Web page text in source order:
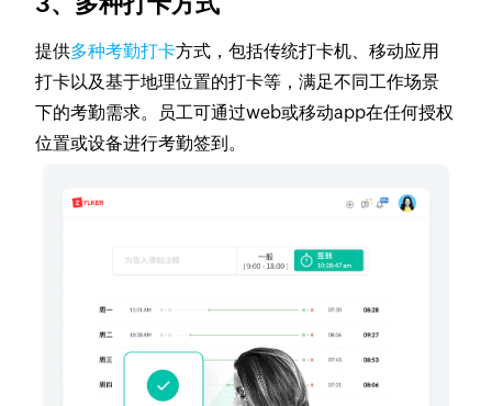
提供多种考勤打卡方式，包括传统打卡机、移动应用
打卡以及基于地理位置的打卡等，满足不同工作场景
下的考勤需求。员工可通过web或移动app在任何授权
位置或设备进行考勤签到。